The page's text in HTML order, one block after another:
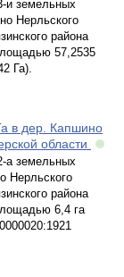
и земельных
Нерльского
района
57,2535
Га).
в дер. Капшино
области
а земельных
Нерльского
района
6,4 га